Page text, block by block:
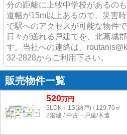
分の距離に上牧中学校があるの
道幅が15m以上あるので、災害
で駅へのアクセスが可能な物件
日々が送れる戸建てを、北葛城
す。当社への連絡は、
32-2828からご利用下さい。
販売物件一覧
520万円
5LDK＋1S(納戸) / 129.70㎡
2階建 / 中古一戸建/木造